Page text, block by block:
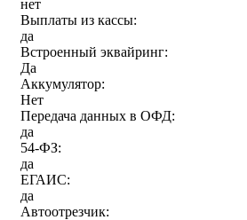
нет
Выплаты из кассы:
да
Встроенный эквайринг:
Да
Аккумулятор:
Нет
Передача данных в ОФД:
да
54-ФЗ:
да
ЕГАИС:
да
Автоотрезчик: